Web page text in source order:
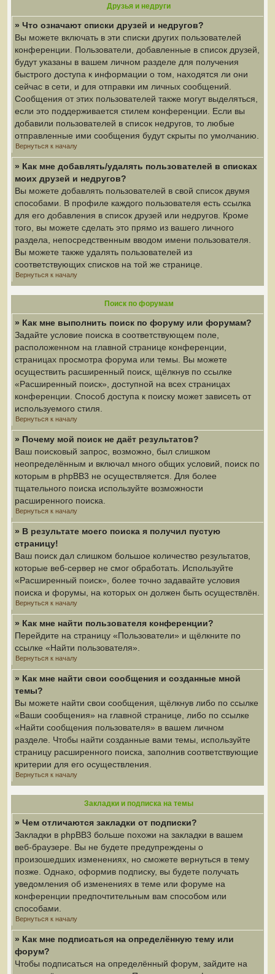
Друзья и недруги
» Что означают списки друзей и недругов?
Вы можете включать в эти списки других пользователей
конференции. Пользователи, добавленные в список друзей,
будут указаны в вашем личном разделе для получения
быстрого доступа к информации о том, находятся ли они
сейчас в сети, и для отправки им личных сообщений.
Сообщения от этих пользователей также могут выделяться,
если это поддерживается стилем конференции. Если вы
добавили пользователей в список недругов, то любые
отправленные ими сообщения будут скрыты по умолчанию.
Вернуться к началу
» Как мне добавлять/удалять пользователей в списках
моих друзей и недругов?
Вы можете добавлять пользователей в свой список двумя
способами. В профиле каждого пользователя есть ссылка
для его добавления в список друзей или недругов. Кроме
того, вы можете сделать это прямо из вашего личного
раздела, непосредственным вводом имени пользователя.
Вы можете также удалять пользователей из
соответствующих списков на той же странице.
Вернуться к началу
Поиск по форумам
» Как мне выполнить поиск по форуму или форумам?
Задайте условие поиска в соответствующем поле,
расположенном на главной странице конференции,
страницах просмотра форума или темы. Вы можете
осуществить расширенный поиск, щёлкнув по ссылке
«Расширенный поиск», доступной на всех страницах
конференции. Способ доступа к поиску может зависеть от
используемого стиля.
Вернуться к началу
» Почему мой поиск не даёт результатов?
Ваш поисковый запрос, возможно, был слишком
неопределённым и включал много общих условий, поиск по
которым в phpBB3 не осуществляется. Для более
тщательного поиска используйте возможности
расширенного поиска.
Вернуться к началу
» В результате моего поиска я получил пустую
страницу!
Ваш поиск дал слишком большое количество результатов,
которые веб-сервер не смог обработать. Используйте
«Расширенный поиск», более точно задавайте условия
поиска и форумы, на которых он должен быть осуществлён.
Вернуться к началу
» Как мне найти пользователя конференции?
Перейдите на страницу «Пользователи» и щёлкните по
ссылке «Найти пользователя».
Вернуться к началу
» Как мне найти свои сообщения и созданные мной
темы?
Вы можете найти свои сообщения, щёлкнув либо по ссылке
«Ваши сообщения» на главной странице, либо по ссылке
«Найти сообщения пользователя» в вашем личном
разделе. Чтобы найти созданные вами темы, используйте
страницу расширенного поиска, заполнив соответствующие
критерии для его осуществления.
Вернуться к началу
Закладки и подписка на темы
» Чем отличаются закладки от подписки?
Закладки в phpBB3 больше похожи на закладки в вашем
веб-браузере. Вы не будете предупреждены о
произошедших изменениях, но сможете вернуться в тему
позже. Однако, оформив подписку, вы будете получать
уведомления об изменениях в теме или форуме на
конференции предпочтительным вам способом или
способами.
Вернуться к началу
» Как мне подписаться на определённую тему или
форум?
Чтобы подписаться на определённый форум, зайдите на